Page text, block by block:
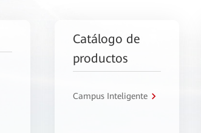
Catálogo de
productos
Campus Inteligente